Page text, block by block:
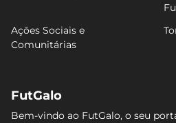
Ações Sociais e
Comunitárias
FutGalo
Bem-vindo ao FutGalo, o seu